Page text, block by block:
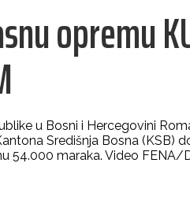
opremu
u Bosni i Hercegovini
Središnja Bosna (KSB)
54.000 maraka. Video FENA/